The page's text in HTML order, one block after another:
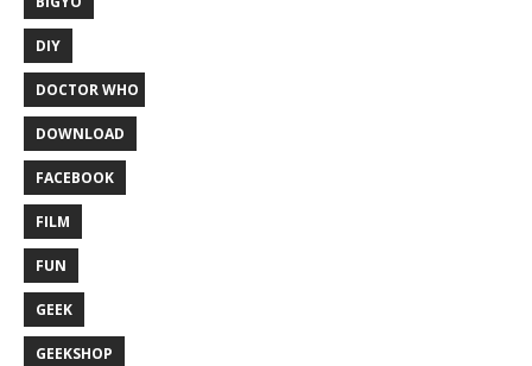
DIY
DOCTOR WHO
DOWNLOAD
FACEBOOK
FILM
FUN
GEEK
GEEKSHOP